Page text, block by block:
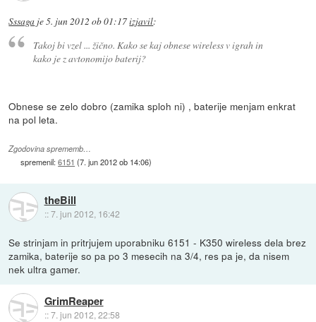
Sssaga je5. jun 2012 ob 01:17izjavil:
Takoj bi vzel ... žično. Kako se kaj obnese wireless v igrah in
kako je z avtonomijo baterij?
Obnese se zelo dobro (zamika sploh ni) , baterije menjam enkrat
na pol leta.
Zgodovina sprememb…
spremenil:6151 (7. jun 2012 ob 14:06)
theBill
::7. jun 2012, 16:42
Se strinjam in pritrjujem uporabniku 6151 - K350 wireless dela brez
zamika, baterije so pa po 3 mesecih na 3/4, res pa je, da nisem
nek ultra gamer.
GrimReaper
::7. jun 2012, 22:58